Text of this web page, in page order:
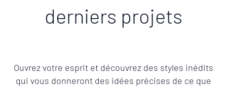
derniers projets
Ouvrez votre esprit et découvrez des styles inédits
qui vous donneront des idées précises de ce que